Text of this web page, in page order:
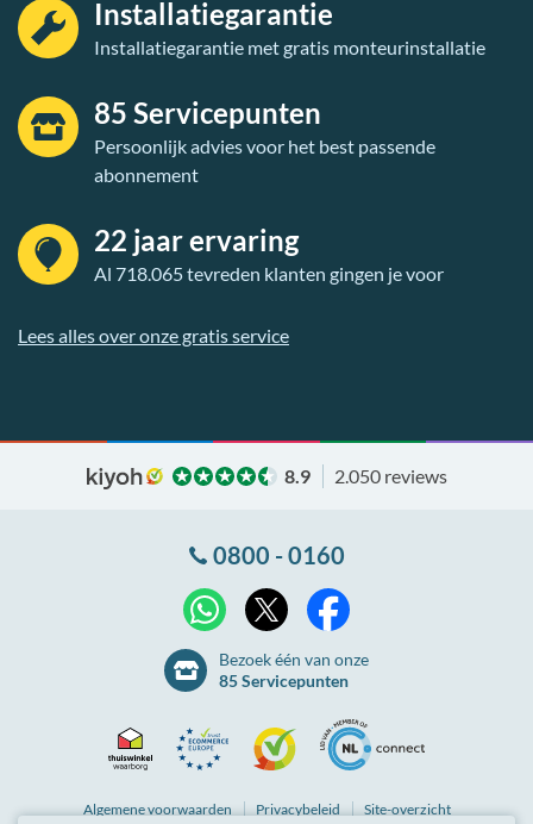
Installatiegarantie
Installatiegarantie met gratis monteurinstallatie
85 Servicepunten
Persoonlijk advies voor het best passende
abonnement
22 jaar ervaring
Al 718.065 tevreden klanten gingen je voor
Lees alles over onze gratis service
8.9 2.050 reviews
0800 - 0160
WhatsApp
Bezoek één van onze
85 Servicepunten
Algemenevoorwaarden Privacybeleid Site-overzicht